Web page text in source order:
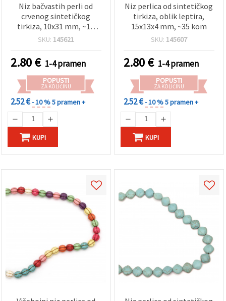
Niz bačvastih perli od
crvenog sintetičkog
tirkiza, 10x31 mm, ~13
perli – imitacija tirkiza za
narukvice i DIY
rukotvorine
SKU: 145621
2.80€ 1-4 pramen
POPUSTI
ZA KOLIČINU
2.52 €- 10 %5 pramen +
KUPI
Niz perlica od sintetičkog
tirkiza, oblik leptira,
15x13x4 mm, ~35 kom
SKU: 145607
2.80€ 1-4 pramen
POPUSTI
ZA KOLIČINU
2.52 €- 10 %5 pramen +
KUPI